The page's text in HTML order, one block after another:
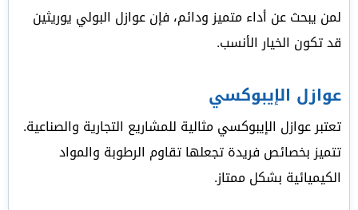
لمن يبحث عن أداء متميز ودائم، فإن عوازل البولي يوريثين
قد تكون الخيار الأنسب.
عوازل الإيبوكسي
تعتبر عوازل الإيبوكسي مثالية للمشاريع التجارية والصناعية.
تتميز بخصائص فريدة تجعلها تقاوم الرطوبة والمواد
الكيميائية بشكل ممتاز.